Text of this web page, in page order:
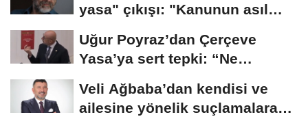
yasa" çıkışı: "Kanunun asıl
Uğur Poyraz’dan Çerçeve
Yasa’ya sert tepki: “Ne
Veli Ağbaba’dan kendisi ve
ailesine yönelik suçlamalara